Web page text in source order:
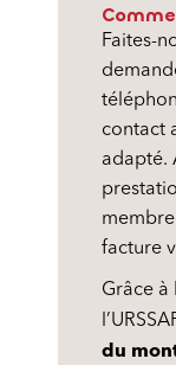
Faites-
contact
adapté.
facture
Grâce à
du